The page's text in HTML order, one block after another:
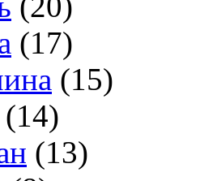
(17)
(15)
(14)
(13)